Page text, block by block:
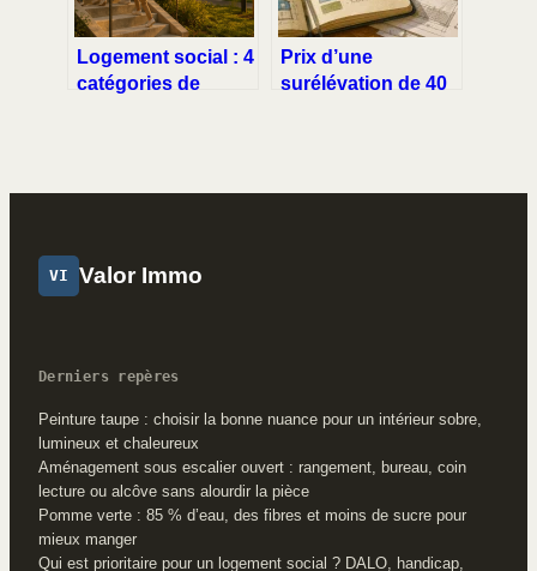
Logement social : 4
catégories de
Prix d’une
surélévation de 40
variation
VI Valor Immo
Derniers repères
Peinture taupe : choisir la bonne nuance pour un intérieur sobre,
lumineux et chaleureux
Aménagement sous escalier ouvert : rangement, bureau, coin
lecture ou alcôve sans alourdir la pièce
Pomme verte : 85 % d’eau, des fibres et moins de sucre pour
mieux manger
Qui est prioritaire pour un logement social ? DALO, handicap,